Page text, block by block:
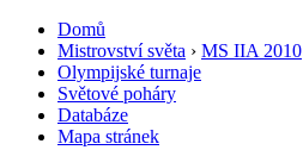
Domů
Mistrovství světa › MS IIA 2010
Olympijské turnaje
Světové poháry
Databáze
Mapa stránek